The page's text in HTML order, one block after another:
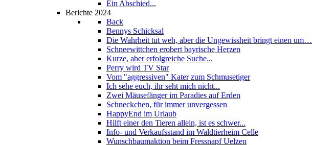
Ein Abschied...
Berichte 2024
Back
Bennys Schicksal
Die Wahrheit tut weh, aber die Ungewissheit bringt einen um…
Schneewittchen erobert bayrische Herzen
Kurze, aber erfolgreiche Suche...
Perry wird TV Star
Vom "aggressiven" Kater zum Schmusetiger
Ich sehe euch, ihr seht mich nicht...
Zwei Mäusefänger im Paradies auf Erden
Schneckchen, für immer unvergessen
HappyEnd im Urlaub
Hilft einer den Tieren allein, ist es schwer...
Info- und Verkaufsstand im Waldtierheim Celle
Wunschbaumaktion beim Fressnapf Uelzen